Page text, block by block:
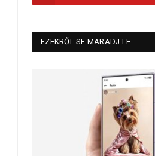
EZEKRŐL SE MARADJ LE